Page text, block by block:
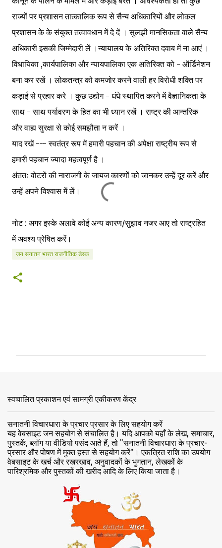
राज्यों पर प्रशासन तात्कालिक रूप से सैन्य अधिकारियों और लोकल
प्रशासन के के संयुक्त तत्वावधान में दे दें । सुलझी मानसिकता वाले सैन्य
अधिकारी इसकी जिम्मेदारी लें ।न्यायालय के अतिरिक्त दवाब में ना आएं ।
विधायिका ,कार्यपालिका और न्यायपालिका एक अतिरिक्त को - ऑर्डिनेशन
बना कर रखें । लोकतन्त्र को कमजोर करने वाली हर विरोधी शक्ति पर
कड़ाई से प्रहार करे । कुछ उद्योग - धंधे स्थापित करने में वैज्ञानिकता के
साथ - साथ पर्यावरण के हित का भी ध्यान रखें । राष्ट्र की आन्तरिक
और वाह्य सुरक्षा से कोई समझौता न करें ।
याद रखें --- स्वतंत्र रूप में हमारी पहचान की अपेक्षा राष्ट्रीय रूप से
हमारी पहचान ज्यादा महत्वपूर्ण है ।
अंततः वोटरों की नाराजगी के जायज कारणों को जानकर उन्हें दूर करें और
उन्हें अपने विश्वास में लें।
नोट : अगर इस्के अलावे कोई अन्य कारण/सुझाव नजर आए तो राष्ट्रहित
में अवश्य प्रेषित करें।
जय सनातन भारत राजनीतिक डेस्क
स्वचालित प्रकाशन एवं सामग्री एकीकरण केंद्र
सनातनी विचारधारा के प्रचार प्रसार के लिए सहयोग करें
यह वेबसाइट जन सहयोग से संचालित है। यदि आपको यहाँ के लेख, समाचार,
पुस्तकें, ब्लॉग या वीडियो पसंद आते हैं, तो "सनातनी विचारधारा के प्रचार-
प्रसार और पोषण में मुक्त हस्त से सहयोग करें"। एकत्रित राशि का उपयोग
वेबसाइट के खर्च और रखरखाव, अनुवादकों के भुगतान, लेखकों के
पारिश्रमिक और पुस्तकों की खरीद आदि के लिए किया जाता है।